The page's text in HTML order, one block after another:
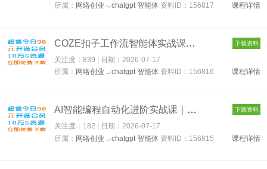
所属： 网络创业 →chatgpt 智能体 资料ID：156817 课程详情
COZE扣子工作流智能体实战课｜零基础从原理认知、变量JSON解析到... 下载资料
关注度：839 | 日期： 2026-07-17
所属： 网络创业 →chatgpt 智能体 资料ID：156816 课程详情
AI智能编程自动化进阶实战课｜AI机器人运维、多平台自动发布、工... 下载资料
关注度：182 | 日期：2026-07-17
所属： 网络创业 →chatgpt 智能体 资料ID：156815 课程详情